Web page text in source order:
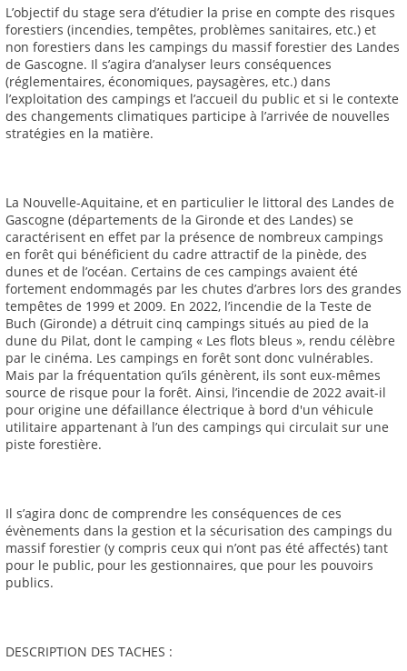
L’objectif du stage sera d’étudier la prise en compte des risques
forestiers (incendies, tempêtes, problèmes sanitaires, etc.) et
non forestiers dans les campings du massif forestier des Landes
de Gascogne. Il s’agira d’analyser leurs conséquences
(réglementaires, économiques, paysagères, etc.) dans
l’exploitation des campings et l’accueil du public et si le contexte
des changements climatiques participe à l’arrivée de nouvelles
stratégies en la matière.
La Nouvelle-Aquitaine, et en particulier le littoral des Landes de
Gascogne (départements de la Gironde et des Landes) se
caractérisent en effet par la présence de nombreux campings
en forêt qui bénéficient du cadre attractif de la pinède, des
dunes et de l’océan. Certains de ces campings avaient été
fortement endommagés par les chutes d’arbres lors des grandes
tempêtes de 1999 et 2009. En 2022, l’incendie de la Teste de
Buch (Gironde) a détruit cinq campings situés au pied de la
dune du Pilat, dont le camping « Les flots bleus », rendu célèbre
par le cinéma. Les campings en forêt sont donc vulnérables.
Mais par la fréquentation qu’ils génèrent, ils sont eux-mêmes
source de risque pour la forêt. Ainsi, l’incendie de 2022 avait-il
pour origine une défaillance électrique à bord d'un véhicule
utilitaire appartenant à l’un des campings qui circulait sur une
piste forestière.
Il s’agira donc de comprendre les conséquences de ces
évènements dans la gestion et la sécurisation des campings du
massif forestier (y compris ceux qui n’ont pas été affectés) tant
pour le public, pour les gestionnaires, que pour les pouvoirs
publics.
DESCRIPTION DES TACHES :